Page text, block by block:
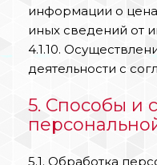
информации о
иных сведений от
4.1.10.
деятельности с
5. Способы и
5.1. Обработка